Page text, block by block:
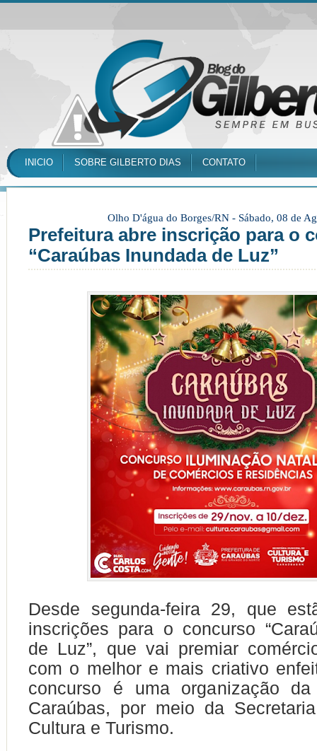
INICIO SOBRE GILBERTO DIAS CONTATO
Olho D'água do Borges/RN - Sábado, 08 de
Prefeitura abre inscrição para o
“Caraúbas Inundada de Luz”
Desde segunda-feira 29, que
inscrições para o concurso
de Luz”, que vai premiar
com o melhor e mais criativo
concurso é uma organização
Caraúbas, por meio da
Cultura e Turismo.